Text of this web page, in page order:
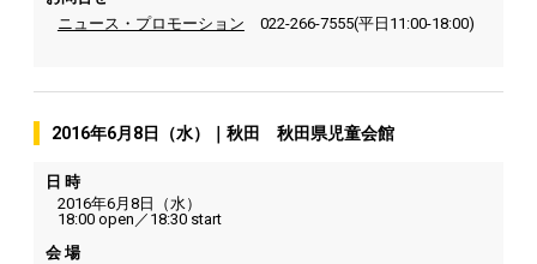
ニュース・プロモーション 022-266-7555(平日11:00-18:00)
2016年6月8日（水）｜秋田 秋田県児童会館
日 時
2016年6月8日（水）
18:00 open／18:30 start
会 場